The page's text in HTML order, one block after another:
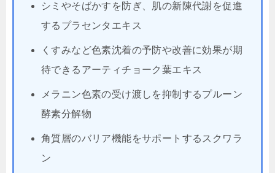
シミやそばかすを防ぎ、肌の新陳代謝を促進
するプラセンタエキス
くすみなど色素沈着の予防や改善に効果が期
待できるアーティチョーク葉エキス
メラニン色素の受け渡しを抑制するプルーン
酵素分解物
角質層のバリア機能をサポートするスクワラ
ン